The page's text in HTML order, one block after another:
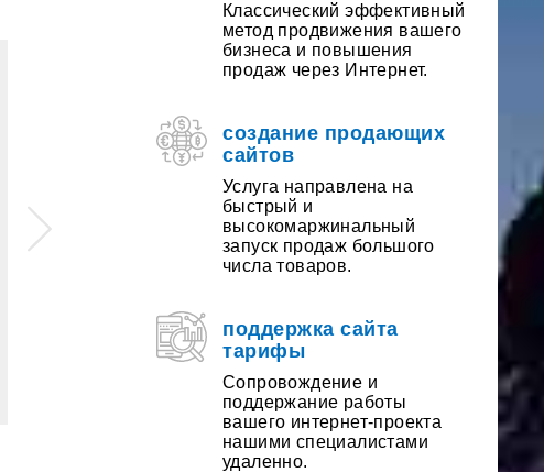
Приведи
ПОЛУЧИ
СКИДКУ
Классический эффективный
метод продвижения вашего
бизнеса и повышения
продаж через Интернет.
создание продающих
сайтов
Услуга направлена на
быстрый и
высокомаржинальный
запуск продаж большого
числа товаров.
поддержка сайта
тарифы
Сопровождение и
поддержание работы
вашего интернет-проекта
нашими специалистами
удаленно.